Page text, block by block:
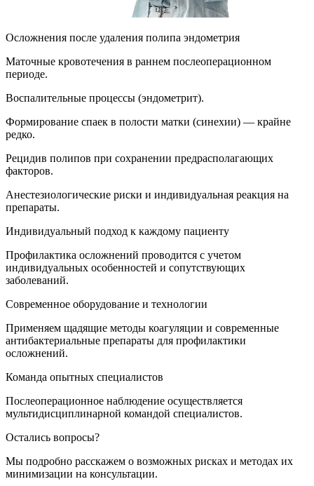
Осложнения после удаления полипа эндометрия
Маточные кровотечения в раннем послеоперационном
периоде.
Воспалительные процессы (эндометрит).
Формирование спаек в полости матки (синехии) — крайне
редко.
Рецидив полипов при сохранении предрасполагающих
факторов.
Анестезиологические риски и индивидуальная реакция на
препараты.
Индивидуальный подход к каждому пациенту
Профилактика осложнений проводится с учетом
индивидуальных особенностей и сопутствующих
заболеваний.
Современное оборудование и технологии
Применяем щадящие методы коагуляции и современные
антибактериальные препараты для профилактики
осложнений.
Команда опытных специалистов
Послеоперационное наблюдение осуществляется
мультидисциплинарной командой специалистов.
Остались вопросы?
Мы подробно расскажем о возможных рисках и методах их
минимизации на консультации.